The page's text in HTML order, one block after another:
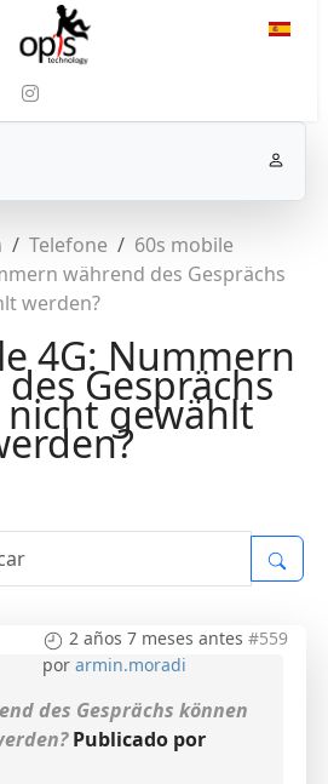
Telefone
60s mobile
während des Gesprächs
werden?
4G: Nummern
Gesprächs
gewählt
2 años 7 meses antes #559
porarmin.moradi
des Gesprächs können
Publicado por